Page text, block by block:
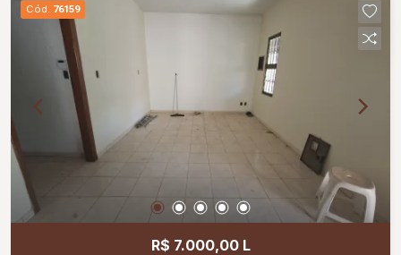
energia solar.
Cód. 76159
R$ 7.000,00 L